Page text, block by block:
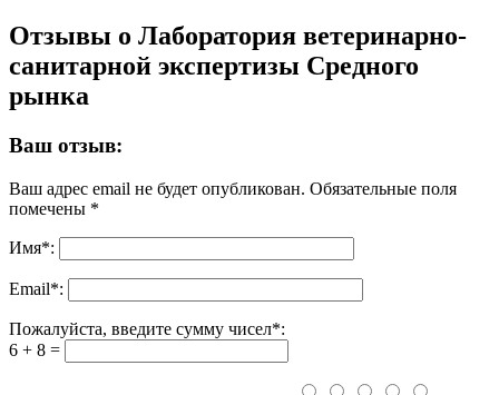
Отзывы о Лаборатория ветеринарно-
санитарной экспертизы Средного
рынка
Ваш отзыв:
Ваш адрес email не будет опубликован. Обязательные поля
помечены *
Имя*:
Email*:
Пожалуйста, введите сумму чисел*:
6 + 8 =